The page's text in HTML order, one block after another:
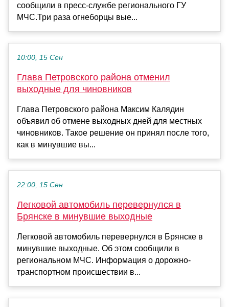
сообщили в пресс-службе регионального ГУ
МЧС.Три раза огнеборцы вые...
10:00, 15 Сен
Глава Петровского района отменил
выходные для чиновников
Глава Петровского района Максим Калядин
объявил об отмене выходных дней для местных
чиновников. Такое решение он принял после того,
как в минувшие вы...
22:00, 15 Сен
Легковой автомобиль перевернулся в
Брянске в минувшие выходные
Легковой автомобиль перевернулся в Брянске в
минувшие выходные. Об этом сообщили в
региональном МЧС. Информация о дорожно-
транспортном происшествии в...